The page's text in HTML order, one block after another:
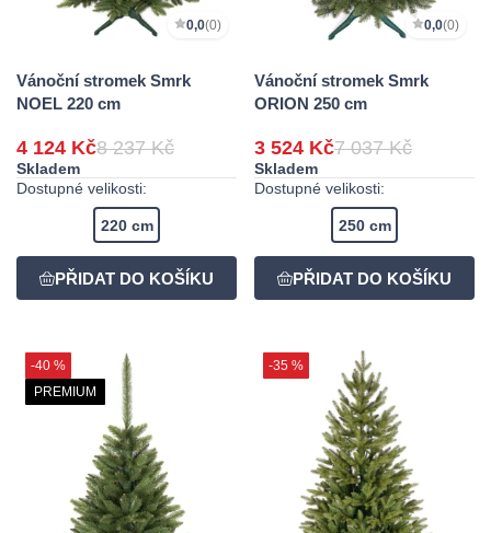
0,0(0)
Vánoční stromek Smrk
NOEL 220 cm
4 124 Kč8 237 Kč
Skladem
Dostupné velikosti:
220 cm
0,0(0)
Vánoční stromek Smrk
ORION 250 cm
3 524 Kč7 037 Kč
Skladem
Dostupné velikosti:
250 cm
-40 %
PREMIUM
-35 %